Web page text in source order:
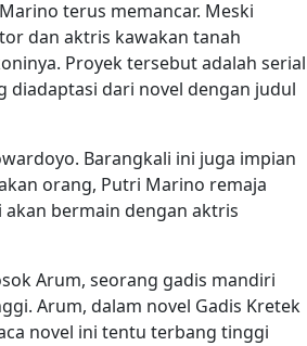
terus memancar. Meski
dan aktris kawakan tanah
Proyek tersebut adalah serial
diadaptasi dari novel dengan judul
Barangkali ini juga impian
orang, Putri Marino remaja
bermain dengan aktris
Arum, seorang gadis mandiri
Arum, dalam novel Gadis Kretek
novel ini tentu terbang tinggi